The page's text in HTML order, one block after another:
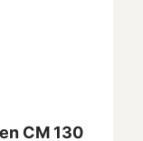
CM 130